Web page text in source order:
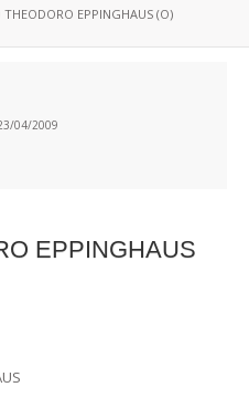
THEODORO EPPINGHAUS (O)
04/2009
EPPINGHAUS